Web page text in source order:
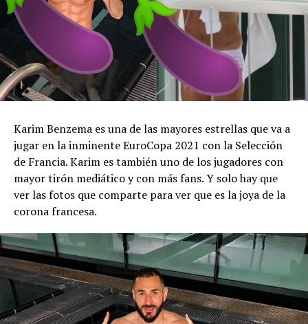
Karim Benzema es una de las mayores estrellas que va a
jugar en la inminente EuroCopa 2021 con la Selección
de Francia. Karim es también uno de los jugadores con
mayor tirón mediático y con más fans. Y solo hay que
ver las fotos que comparte para ver que es la joya de la
corona francesa.